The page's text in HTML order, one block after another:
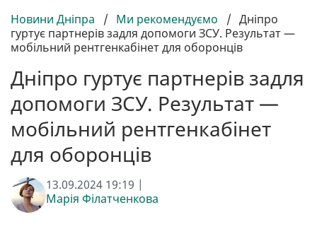
Новини Дніпра / Ми рекомендуємо / Дніпро
гуртує партнерів задля допомоги ЗСУ. Результат —
мобільний рентгенкабінет для оборонців
Дніпро гуртує партнерів задля
допомоги ЗСУ. Результат —
мобільний рентгенкабінет
для оборонців
13.09.2024 19:19 |
Марія Філатченкова